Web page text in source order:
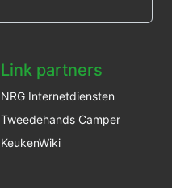
Link partners
NRG Internetdiensten
Tweedehands Camper
KeukenWiki